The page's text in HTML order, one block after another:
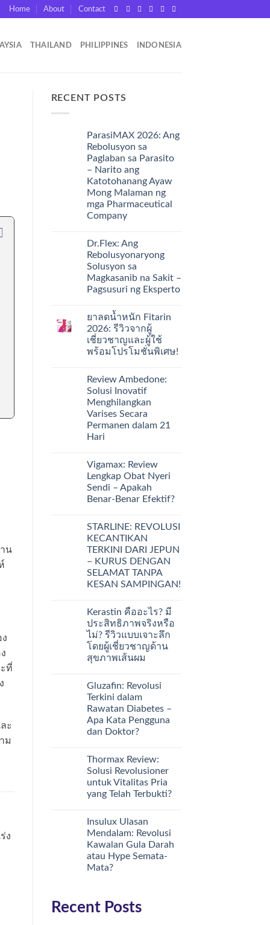
Home About Contact
THAILAND PHILIPPINES INDONESIA
น
ที่
ะ
ม
ง
RECENT POSTS
ParasiMAX 2026: Ang
Rebolusyon sa
Paglaban sa Parasito
– Narito ang
Katotohanang Ayaw
Mong Malaman ng
mga Pharmaceutical
Company
Dr.Flex: Ang
Rebolusyonaryong
Solusyon sa
Magkasanib na Sakit –
Pagsusuri ng Eksperto
ยาลดน้ำหนัก Fitarin
2026: รีวิวจากผู้
เชี่ยวชาญและผู้ใช้
พร้อมโปรโมชั่นพิเศษ!
Review Ambedone:
Solusi Inovatif
Menghilangkan
Varises Secara
Permanen dalam 21
Hari
Vigamax: Review
Lengkap Obat Nyeri
Sendi – Apakah
Benar-Benar Efektif?
STARLINE: REVOLUSI
KECANTIKAN
TERKINI DARI JEPUN
– KURUS DENGAN
SELAMAT TANPA
KESAN SAMPINGAN!
Kerastin คืออะไร? มี
ประสิทธิภาพจริงหรือ
ไม่? รีวิวแบบเจาะลึก
โดยผู้เชี่ยวชาญด้าน
สุขภาพเส้นผม
Gluzafin: Revolusi
Terkini dalam
Rawatan Diabetes –
Apa Kata Pengguna
dan Doktor?
Thormax Review:
Solusi Revolusioner
untuk Vitalitas Pria
yang Telah Terbukti?
Insulux Ulasan
Mendalam: Revolusi
Kawalan Gula Darah
atau Hype Semata-
Mata?
Recent Posts